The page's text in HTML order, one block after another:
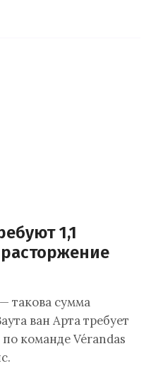
1,1
такова сумма
ван Арта требует
команде Vérandas